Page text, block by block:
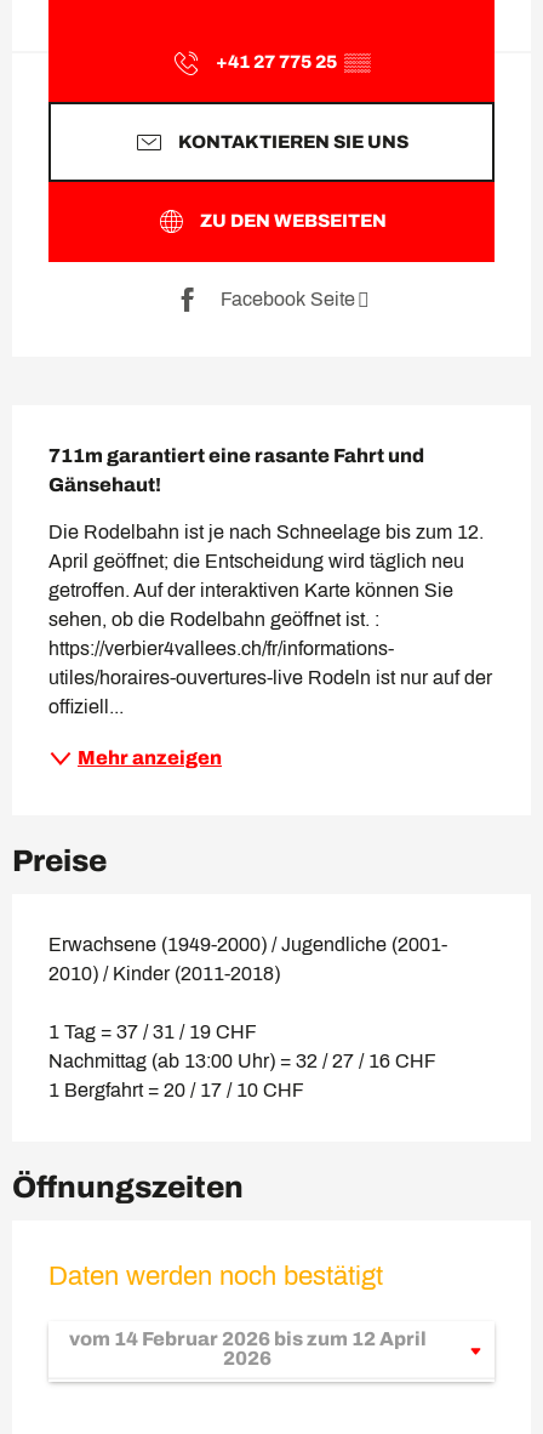
+41 27 775 25 ▒▒
KONTAKTIEREN SIE UNS
ZU DEN WEBSEITEN
Facebook Seite
711m garantiert eine rasante Fahrt und
Gänsehaut!
Die Rodelbahn ist je nach Schneelage bis zum 12.
April geöffnet; die Entscheidung wird täglich neu
getroffen. Auf der interaktiven Karte können Sie
sehen, ob die Rodelbahn geöffnet ist. :
https://verbier4vallees.ch/fr/informations-
utiles/horaires-ouvertures-live Rodeln ist nur auf der
offiziell...
Mehr anzeigen
Preise
Erwachsene (1949-2000) / Jugendliche (2001-
2010) / Kinder (2011-2018)
1 Tag = 37 / 31 / 19 CHF
Nachmittag (ab 13:00 Uhr) = 32 / 27 / 16 CHF
1 Bergfahrt = 20 / 17 / 10 CHF
Öffnungszeiten
Daten werden noch bestätigt
vom 14 Februar 2026 bis zum 12 April
2026